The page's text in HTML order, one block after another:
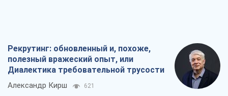
Рекрутинг: обновленный и, похоже,
полезный вражеский опыт, или
Диалектика требовательной трусости
Александр Кирш 621